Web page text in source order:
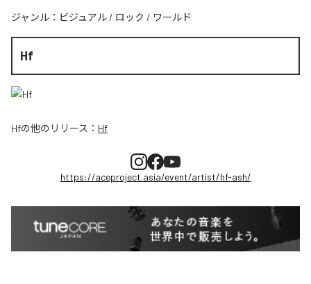
ジャンル： ビジュアル / ロック / ワールド
Hf
Hfの他のリリース： Hf
https://aceproject.asia/event/artist/hf-ash/